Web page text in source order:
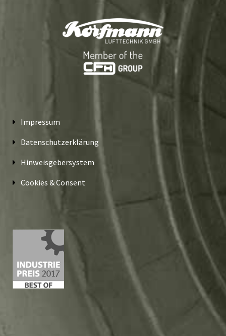
Impressum
Datenschutzerklärung
Hinweisgebersystem
Cookies & Consent